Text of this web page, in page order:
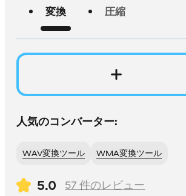
変換 圧縮
人気のコンバーター:
WAV変換ツール WMA変換ツール
5.0 57 件のレビュー